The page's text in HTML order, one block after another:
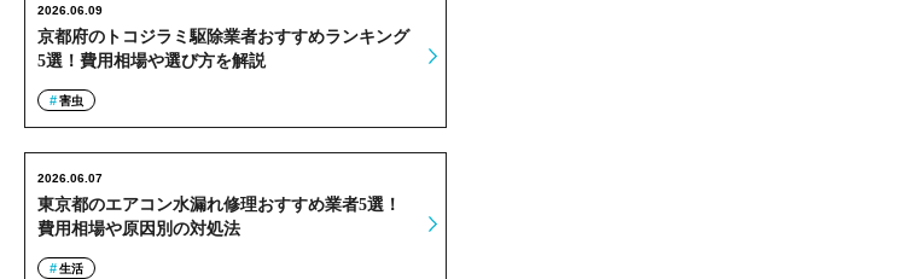
京都府のトコジラミ駆除業者おすすめランキング
5選！費用相場や選び方を解説
2026.06.09
害虫
東京都のエアコン水漏れ修理おすすめ業者5選！
費用相場や原因別の対処法
2026.06.07
生活